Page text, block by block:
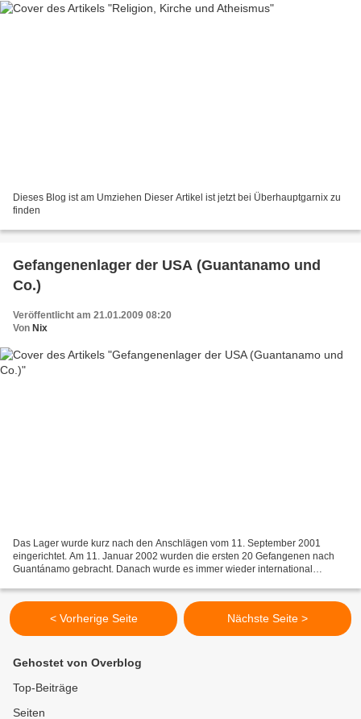
Dieses Blog ist am Umziehen Dieser Artikel ist jetzt bei Überhauptgarnix zu
finden
Gefangenenlager der USA (Guantanamo und
Co.)
Veröffentlicht am 21.01.2009 08:20
Von Nix
Das Lager wurde kurz nach den Anschlägen vom 11. September 2001
eingerichtet. Am 11. Januar 2002 wurden die ersten 20 Gefangenen nach
Guantánamo gebracht. Danach wurde es immer wieder international
< Vorherige Seite Nächste Seite >
Gehostet von Overblog
Top-Beiträge
Seiten